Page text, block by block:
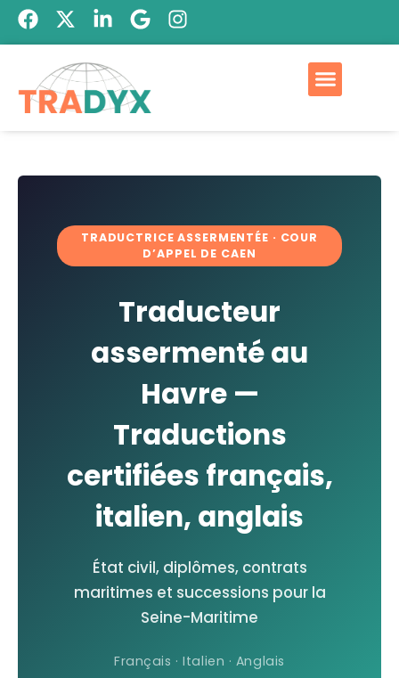
TRADUCTRICE ASSERMENTÉE · COUR
D’APPEL DE CAEN
Traducteur
assermenté au
Havre —
Traductions
certifiées français,
italien, anglais
État civil, diplômes, contrats
maritimes et successions pour la
Seine-Maritime
Français · Italien · Anglais